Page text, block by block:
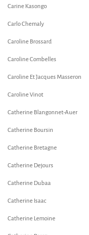
Carine Kasongo
Carlo Chemaly
Caroline Brossard
Caroline Combelles
Caroline Et Jacques Masseron
Caroline Vinot
Catherine Blangonnet-Auer
Catherine Boursin
Catherine Bretagne
Catherine Dejours
Catherine Dubaa
Catherine Isaac
Catherine Lemoine